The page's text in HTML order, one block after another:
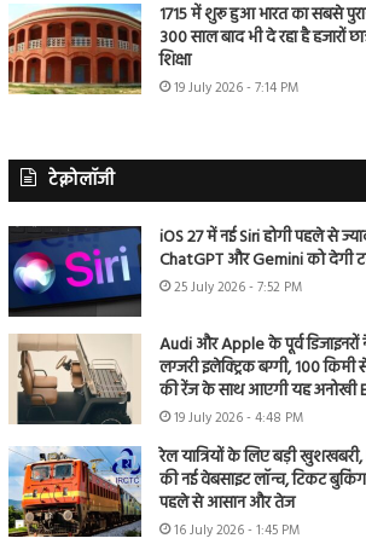
1715 में शुरू हुआ भारत का सबसे
300 साल बाद भी दे रहा है हजारों
शिक्षा
19 July 2026 - 7:14 PM
टेक्नोलॉजी
iOS 27 में नई Siri होगी पहले से
ChatGPT और Gemini को देगी
25 July 2026 - 7:52 PM
Audi और Apple के पूर्व डिजाइनरों
लग्जरी इलेक्ट्रिक बग्गी, 100 किमी
की रेंज के साथ आएगी यह अनोखी
19 July 2026 - 4:48 PM
रेल यात्रियों के लिए बड़ी खुशखबरी,
की नई वेबसाइट लॉन्च, टिकट
पहले से आसान और तेज
16 July 2026 - 1:45 PM